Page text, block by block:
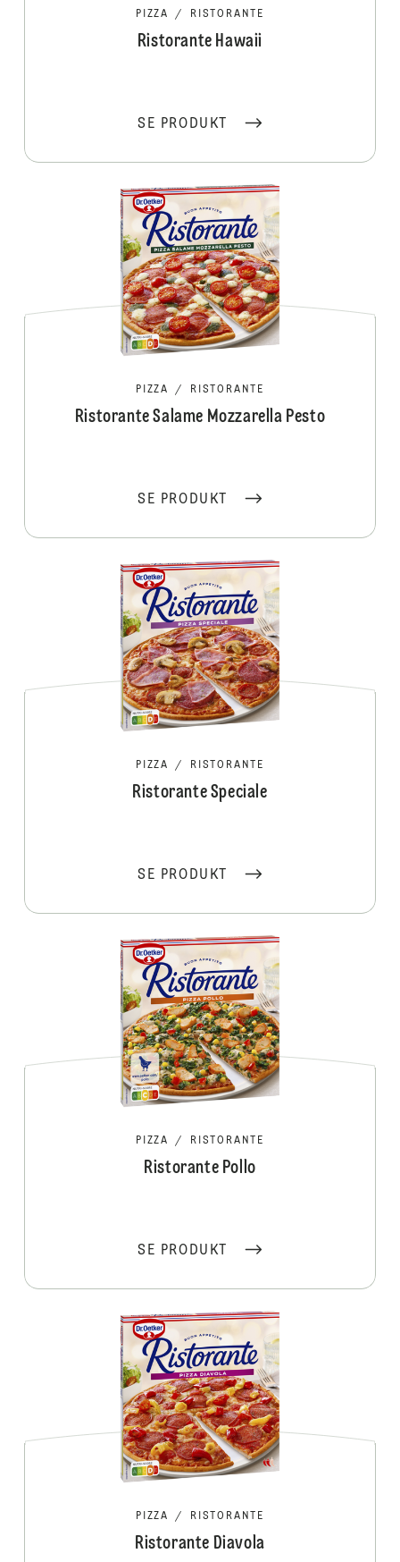
PIZZA / RISTORANTE
Ristorante Hawaii
SE PRODUKT
PIZZA / RISTORANTE
Ristorante Salame Mozzarella Pesto
SE PRODUKT
PIZZA / RISTORANTE
Ristorante Speciale
SE PRODUKT
PIZZA / RISTORANTE
Ristorante Pollo
SE PRODUKT
PIZZA / RISTORANTE
Ristorante Diavola